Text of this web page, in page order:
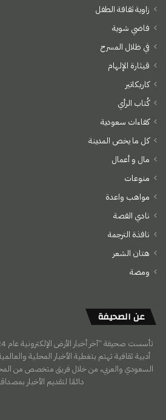
زاوية ثقافة الطفل
فاضي شوية
في ظلال المسرح
قيثارة الإلهام
كاريكاتير
كُتاب الرأي
كفاءات سعودية
كل ما يخص المدينة
مال و أعمال
منوعات
مواهب واعدة
نادي القصة
نافذة الترجمة
هتان الشعر
ومضة
عن الصحيفة
أدبية ثقافية تهتم بتغطية الأخبار المحلية
السعودي والعربي، من خلال فريق متخصص من
دائمًا لتقديم الأخبار